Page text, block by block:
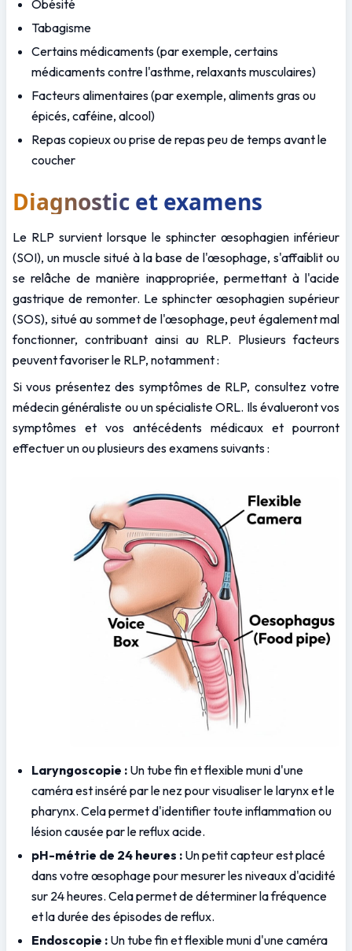
Obésité
Tabagisme
Certains médicaments (par exemple, certains
médicaments contre l'asthme, relaxants musculaires)
Facteurs alimentaires (par exemple, aliments gras ou
épicés, caféine, alcool)
Repas copieux ou prise de repas peu de temps avant le
coucher
Diagnostic et examens
Le RLP survient lorsque le sphincter œsophagien inférieur
(SOI), un muscle situé à la base de l'œsophage, s'affaiblit ou
se relâche de manière inappropriée, permettant à l'acide
gastrique de remonter. Le sphincter œsophagien supérieur
(SOS), situé au sommet de l'œsophage, peut également mal
fonctionner, contribuant ainsi au RLP. Plusieurs facteurs
peuvent favoriser le RLP, notamment :
Si vous présentez des symptômes de RLP, consultez votre
médecin généraliste ou un spécialiste ORL. Ils évalueront vos
symptômes et vos antécédents médicaux et pourront
effectuer un ou plusieurs des examens suivants :
Laryngoscopie : Un tube fin et flexible muni d'une
caméra est inséré par le nez pour visualiser le larynx et le
pharynx. Cela permet d'identifier toute inflammation ou
lésion causée par le reflux acide.
pH-métrie de 24 heures : Un petit capteur est placé
dans votre œsophage pour mesurer les niveaux d'acidité
sur 24 heures. Cela permet de déterminer la fréquence
et la durée des épisodes de reflux.
Endoscopie : Un tube fin et flexible muni d'une caméra